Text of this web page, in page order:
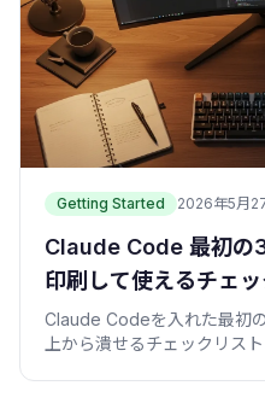
Getting Started 2026年5月
Claude Code 最初の
印刷して使えるチェ
Claude Codeを入れた最初
上から潰せるチェックリス